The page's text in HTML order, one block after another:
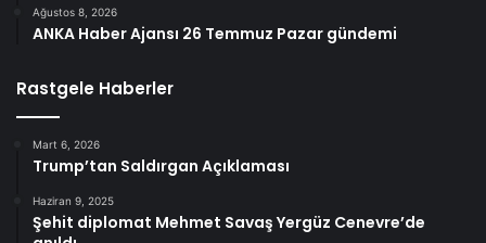
Ağustos 8, 2026
ANKA Haber Ajansı 26 Temmuz Pazar gündemi
Rastgele Haberler
Mart 6, 2026
Trump’tan Saldırgan Açıklaması
Haziran 9, 2025
Şehit diplomat Mehmet Savaş Yergüz Cenevre’de